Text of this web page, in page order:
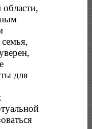
области,
для